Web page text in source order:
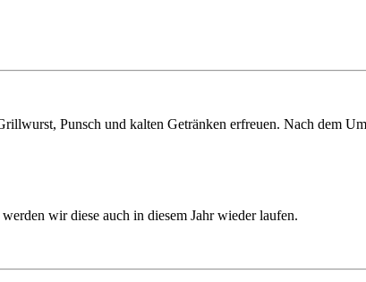
Punsch und kalten Getränken erfreuen. Nach dem
wir diese auch in diesem Jahr wieder laufen.